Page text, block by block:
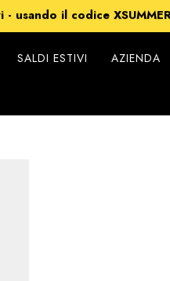
per ordini superiori a 99€
il codice XSUMMER2026
SALDI ESTIVI AZIENDA